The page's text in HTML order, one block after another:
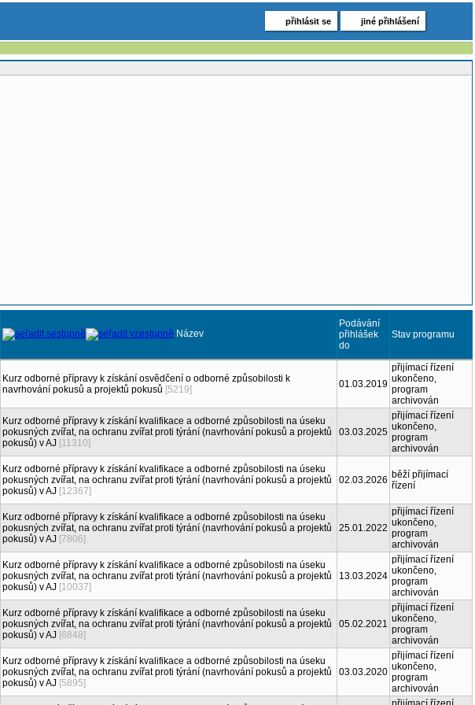
přihlásit se jiné přihlášení
Název
Podávání
přihlášek
do
Stav programu
Kurz odborné přípravy k získání osvědčení o odborné způsobilosti k
navrhování pokusů a projektů pokusů [5219] 01.03.2019
přijímací řízení
ukončeno,
program
archivován
Kurz odborné přípravy k získání kvalifikace a odborné způsobilosti na úseku
pokusných zvířat, na ochranu zvířat proti týrání (navrhování pokusů a projektů
pokusů) v AJ [11310]
03.03.2025
přijímací řízení
ukončeno,
program
archivován
Kurz odborné přípravy k získání kvalifikace a odborné způsobilosti na úseku
pokusných zvířat, na ochranu zvířat proti týrání (navrhování pokusů a projektů
pokusů) v AJ [12367]
02.03.2026 běží přijímací
řízení
Kurz odborné přípravy k získání kvalifikace a odborné způsobilosti na úseku
pokusných zvířat, na ochranu zvířat proti týrání (navrhování pokusů a projektů
pokusů) v AJ [7806]
25.01.2022
přijímací řízení
ukončeno,
program
archivován
Kurz odborné přípravy k získání kvalifikace a odborné způsobilosti na úseku
pokusných zvířat, na ochranu zvířat proti týrání (navrhování pokusů a projektů
pokusů) v AJ [10037]
13.03.2024
přijímací řízení
ukončeno,
program
archivován
Kurz odborné přípravy k získání kvalifikace a odborné způsobilosti na úseku
pokusných zvířat, na ochranu zvířat proti týrání (navrhování pokusů a projektů
pokusů) v AJ [6848]
05.02.2021
přijímací řízení
ukončeno,
program
archivován
Kurz odborné přípravy k získání kvalifikace a odborné způsobilosti na úseku
pokusných zvířat, na ochranu zvířat proti týrání (navrhování pokusů a projektů
pokusů) v AJ [5895]
03.03.2020
přijímací řízení
ukončeno,
program
archivován